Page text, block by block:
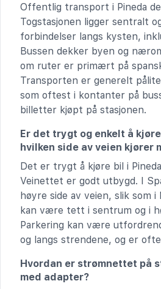
Offentlig transport i Pineda
Togstasjonen ligger sentralt
forbindelser langs kysten,
Bussen dekker byen og
om ruter er primært på
Transporten er generelt
som oftest i kontanter på
billetter kjøpt på stasjonen.
Er det trygt og enkelt å
hvilken side av veien kjører
Det er trygt å kjøre bil i
Veinettet er godt utbygd. I
høyre side av veien, slik som
kan være tett i sentrum og i
Parkering kan være
og langs strendene, og er
Hvordan er strømnettet på
med adapter?